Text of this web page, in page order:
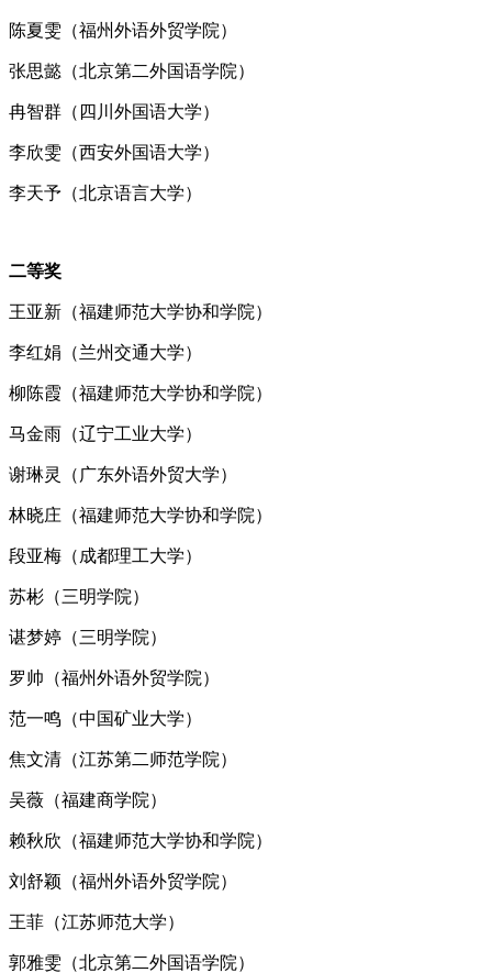
陈夏雯（福州外语外贸学院）
张思懿（北京第二外国语学院）
冉智群（四川外国语大学）
李欣雯（西安外国语大学）
李天予（北京语言大学）
二等奖
王亚新（福建师范大学协和学院）
李红娟（兰州交通大学）
柳陈霞（福建师范大学协和学院）
马金雨（辽宁工业大学）
谢琳灵（广东外语外贸大学）
林晓庄（福建师范大学协和学院）
段亚梅（成都理工大学）
苏彬（三明学院）
谌梦婷（三明学院）
罗帅（福州外语外贸学院）
范一鸣（中国矿业大学）
焦文清（江苏第二师范学院）
吴薇（福建商学院）
赖秋欣（福建师范大学协和学院）
刘舒颖（福州外语外贸学院）
王菲（江苏师范大学）
郭雅雯（北京第二外国语学院）